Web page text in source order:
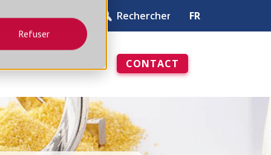
Refuser
FR
T11
DOSER
ENSEMBLE DE DISTRIBUTION
T51
blanc
CONTACT